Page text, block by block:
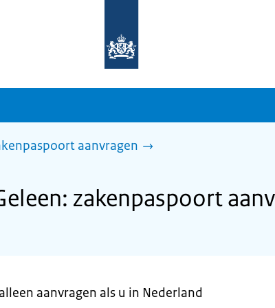
homepage
sdg.rijksoverheid.nl
aanvragen
zakenpaspoort
aanvragen als u in Nederland